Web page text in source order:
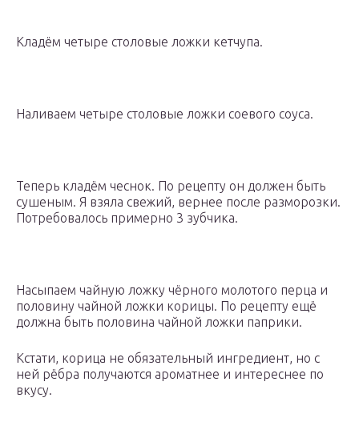
Кладём четыре столовые ложки кетчупа.
Наливаем четыре столовые ложки соевого соуса.
Теперь кладём чеснок. По рецепту он должен быть
сушеным. Я взяла свежий, вернее после разморозки.
Потребовалось примерно 3 зубчика.
Насыпаем чайную ложку чёрного молотого перца и
половину чайной ложки корицы. По рецепту ещё
должна быть половина чайной ложки паприки.
Кстати, корица не обязательный ингредиент, но с
ней рёбра получаются ароматнее и интереснее по
вкусу.